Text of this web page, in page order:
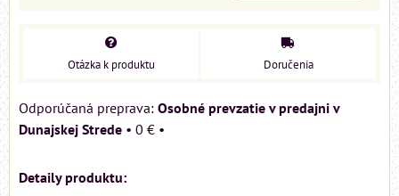
Otázka k produktu Doručenia
Osobné prevzatie v predajni v
Dunajskej Strede • 0 € •
Detaily produktu: